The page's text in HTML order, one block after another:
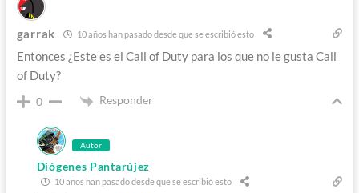
garrak 10 años han pasado desde que se escribió esto
Entonces ¿Este es el Call of Duty para los que no le gusta Call
of Duty?
0 Responder
Autor
Diógenes Pantarújez
10 años han pasado desde que se escribió esto